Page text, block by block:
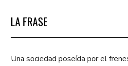
LA FRASE
Una sociedad poseída por el